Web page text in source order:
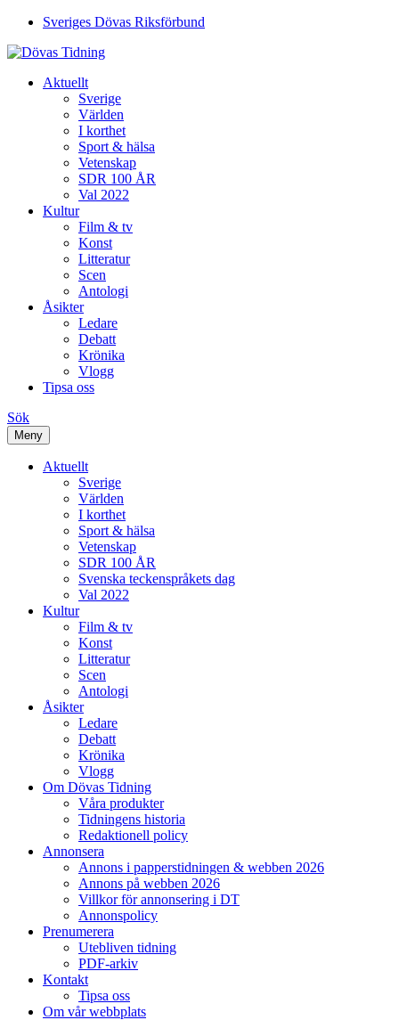
Sveriges Dövas Riksförbund
Aktuellt
Sverige
Världen
I korthet
Sport & hälsa
Vetenskap
SDR 100 ÅR
Val 2022
Kultur
Film & tv
Konst
Litteratur
Scen
Antologi
Åsikter
Ledare
Debatt
Krönika
Vlogg
Tipsa oss
Sök
Meny
Aktuellt
Sverige
Världen
I korthet
Sport & hälsa
Vetenskap
SDR 100 ÅR
Svenska teckenspråkets dag
Val 2022
Kultur
Film & tv
Konst
Litteratur
Scen
Antologi
Åsikter
Ledare
Debatt
Krönika
Vlogg
Om Dövas Tidning
Våra produkter
Tidningens historia
Redaktionell policy
Annonsera
Annons i papperstidningen & webben 2026
Annons på webben 2026
Villkor för annonsering i DT
Annonspolicy
Prenumerera
Utebliven tidning
PDF-arkiv
Kontakt
Tipsa oss
Om vår webbplats